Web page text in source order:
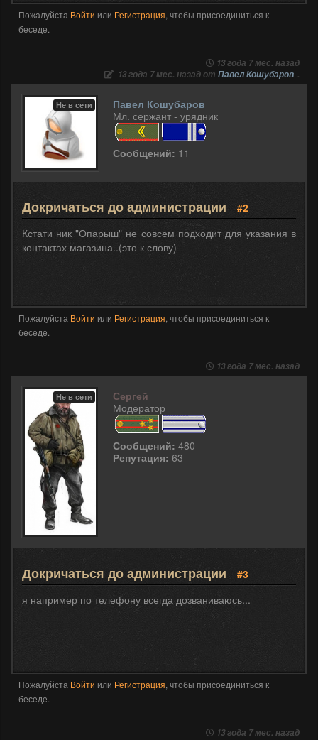
Пожалуйста Войти или Регистрация, чтобы присоединиться к
беседе.
13 года 7 мес. назад
13 года 7 мес. назад от Павел Кошубаров .
Не в сети
Павел Кошубаров
Мл. сержант - урядник
Сообщений: 11
Докричаться до администрации
#2
Кстати ник "Опарыш" не совсем подходит для указания в
контактах магазина..(это к слову)
Пожалуйста Войти или Регистрация, чтобы присоединиться к
беседе.
13 года 7 мес. назад
Не в сети
Сергей
Модератор
Сообщений: 480
Репутация: 63
Докричаться до администрации
#3
я например по телефону всегда дозваниваюсь...
Пожалуйста Войти или Регистрация, чтобы присоединиться к
беседе.
13 года 7 мес. назад